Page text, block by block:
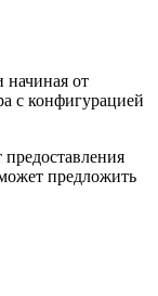
начиная от
с конфигурацией
предложить